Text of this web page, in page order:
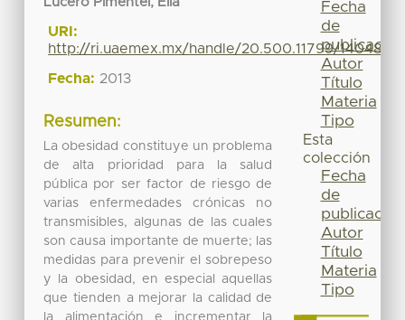
URI:
http://ri.uaemex.mx/handle/20.500.11799/14048
Fecha: 2013
Resumen:
La obesidad constituye un problema
de alta prioridad para la salud
pública por ser factor de riesgo de
varias enfermedades crónicas no
transmisibles, algunas de las cuales
son causa importante de muerte; las
medidas para prevenir el sobrepeso
y la obesidad, en especial aquellas
que tienden a mejorar la calidad de
la alimentación e incrementar la
Fecha
de
publicación
Autor
Título
Materia
Tipo
Esta
colección
Fecha
de
publicación
Autor
Título
Materia
Tipo